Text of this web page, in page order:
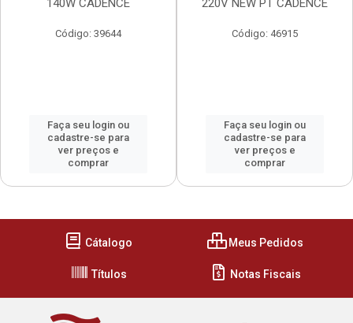
140W CADENCE
Código: 39644
Faça seu login ou
cadastre-se para
ver preços e
comprar
220V NEW PT CADENCE
Código: 46915
Faça seu login ou
cadastre-se para
ver preços e
comprar
Cátalogo Meus Pedidos
Títulos Notas Fiscais